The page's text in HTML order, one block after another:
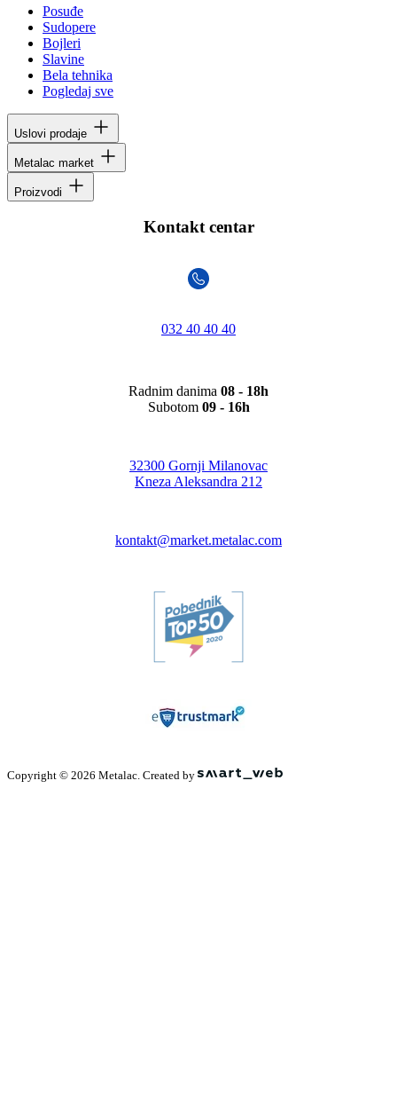
Posuđe
Sudopere
Bojleri
Slavine
Bela tehnika
Pogledaj sve
Uslovi prodaje
Metalac market
Proizvodi
Kontakt centar
032 40 40 40
Radnim danima 08 - 18h
Subotom 09 - 16h
32300 Gornji Milanovac
Kneza Aleksandra 212
kontakt@market.metalac.com
Copyright © 2026 Metalac. Created by